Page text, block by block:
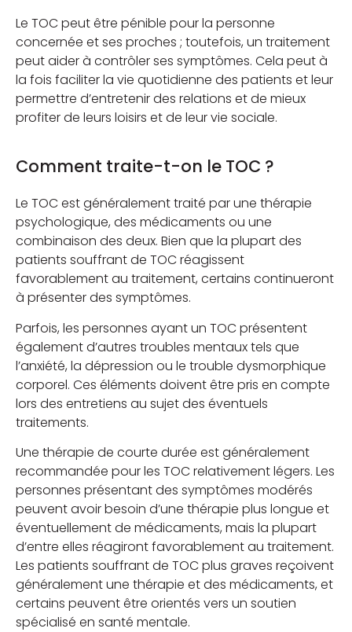
Le TOC peut être pénible pour la personne
concernée et ses proches ; toutefois, un traitement
peut aider à contrôler ses symptômes. Cela peut à
la fois faciliter la vie quotidienne des patients et leur
permettre d’entretenir des relations et de mieux
profiter de leurs loisirs et de leur vie sociale.
Comment traite-t-on le TOC ?
Le TOC est généralement traité par une thérapie
psychologique, des médicaments ou une
combinaison des deux. Bien que la plupart des
patients souffrant de TOC réagissent
favorablement au traitement, certains continueront
à présenter des symptômes.
Parfois, les personnes ayant un TOC présentent
également d’autres troubles mentaux tels que
l’anxiété, la dépression ou le trouble dysmorphique
corporel. Ces éléments doivent être pris en compte
lors des entretiens au sujet des éventuels
traitements.
Une thérapie de courte durée est généralement
recommandée pour les TOC relativement légers. Les
personnes présentant des symptômes modérés
peuvent avoir besoin d’une thérapie plus longue et
éventuellement de médicaments, mais la plupart
d’entre elles réagiront favorablement au traitement.
Les patients souffrant de TOC plus graves reçoivent
généralement une thérapie et des médicaments, et
certains peuvent être orientés vers un soutien
spécialisé en santé mentale.